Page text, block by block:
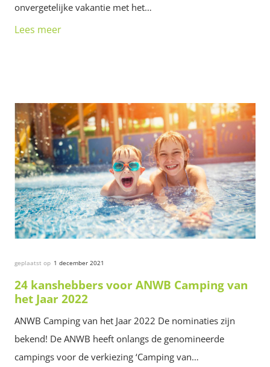
onvergetelijke vakantie met het…
Lees meer
geplaatst op 1 december 2021
24 kanshebbers voor ANWB Camping van
het Jaar 2022
ANWB Camping van het Jaar 2022 De nominaties zijn
bekend! De ANWB heeft onlangs de genomineerde
campings voor de verkiezing ‘Camping van…